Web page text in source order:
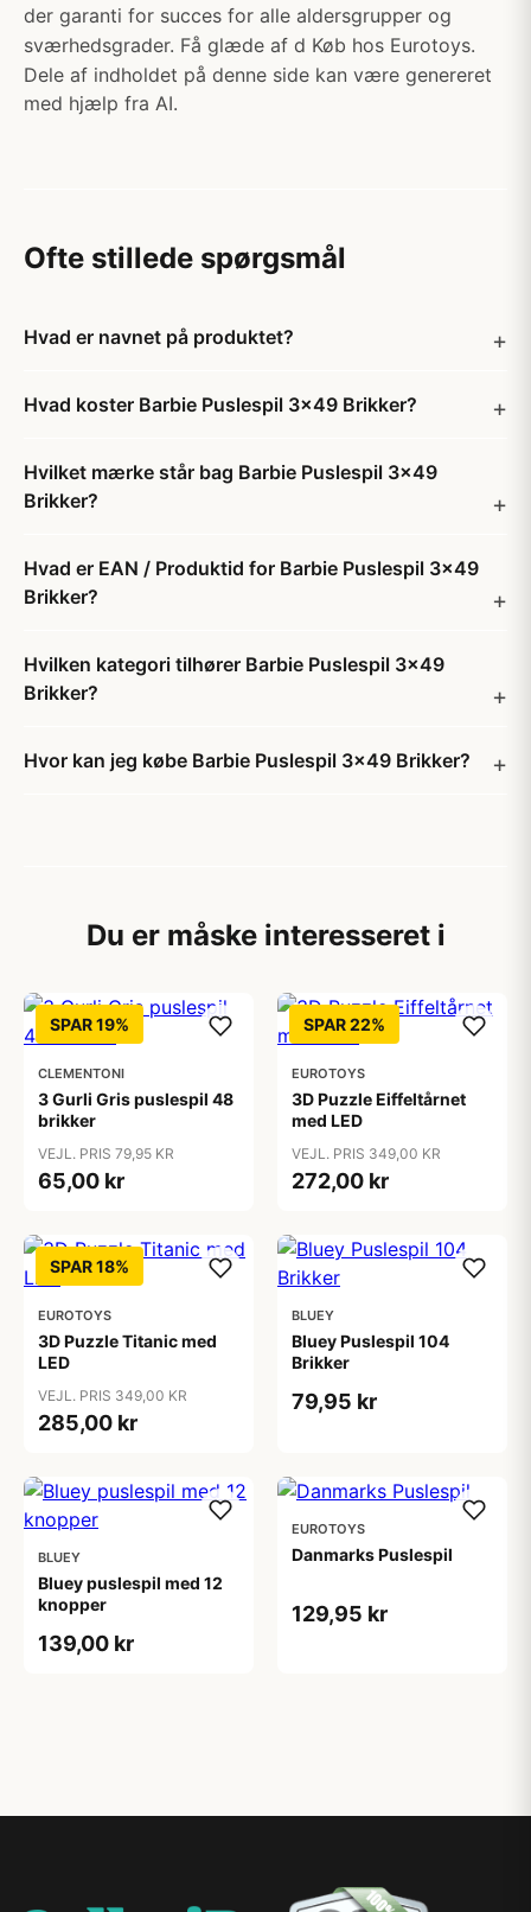
der garanti for succes for alle aldersgrupper og
sværhedsgrader. Få glæde af d Køb hos Eurotoys.
Dele af indholdet på denne side kan være genereret
med hjælp fra AI.
Ofte stillede spørgsmål
Hvad er navnet på produktet?
Hvad koster Barbie Puslespil 3x49 Brikker?
Hvilket mærke står bag Barbie Puslespil 3x49
Brikker?
Hvad er EAN / Produktid for Barbie Puslespil 3x49
Brikker?
Hvilken kategori tilhører Barbie Puslespil 3x49
Brikker?
Hvor kan jeg købe Barbie Puslespil 3x49 Brikker?
Du er måske interesseret i
SPAR 19%
CLEMENTONI
3 Gurli Gris puslespil 48
brikker
VEJL. PRIS 79,95 KR
65,00 kr
SPAR 22%
EUROTOYS
3D Puzzle Eiffeltårnet
med LED
VEJL. PRIS 349,00 KR
272,00 kr
SPAR 18%
EUROTOYS
3D Puzzle Titanic med
LED
VEJL. PRIS 349,00 KR
285,00 kr
BLUEY
Bluey Puslespil 104
Brikker
79,95 kr
BLUEY
Bluey puslespil med 12
knopper
139,00 kr
EUROTOYS
Danmarks Puslespil
129,95 kr